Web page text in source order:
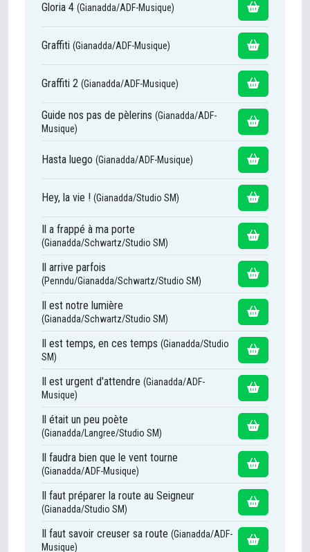
Gloria 4 (Gianadda/ADF-Musique)
Graffiti (Gianadda/ADF-Musique)
Graffiti 2 (Gianadda/ADF-Musique)
Guide nos pas de pèlerins (Gianadda/ADF-
Musique)
Hasta luego (Gianadda/ADF-Musique)
Hey, la vie ! (Gianadda/Studio SM)
Il a frappé à ma porte
(Gianadda/Schwartz/Studio SM)
Il arrive parfois
(Penndu/Gianadda/Schwartz/Studio SM)
Il est notre lumière
(Gianadda/Schwartz/Studio SM)
Il est temps, en ces temps (Gianadda/Studio
SM)
Il est urgent d'attendre (Gianadda/ADF-
Musique)
Il était un peu poète
(Gianadda/Langree/Studio SM)
Il faudra bien que le vent tourne
(Gianadda/ADF-Musique)
Il faut préparer la route au Seigneur
(Gianadda/Studio SM)
Il faut savoir creuser sa route (Gianadda/ADF-
Musique)